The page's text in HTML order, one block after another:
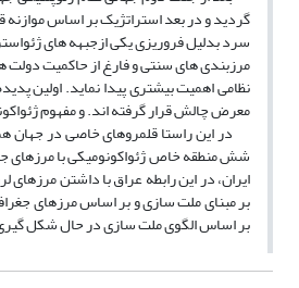
گردید و در بعد استراتژیک بر اساس
سرد بدلیل فروریزی یکی ازجبهه های
مرزبندی های سنتی و فارغ از حاکمیت دولت
نظامی اهمیت بیشتری پیدا نماید. اولین
معرض چالش قرار گرفته اند. و مفهوم
در این راستا قلمروهای خاصی در جهان
شش منطقه خاص ژئواکونومیکی با مرزهای
ایران، در این رابطه عراق با داشتن
بر مبنای ملت سازی و بر اساس مرزهای
بر اساس الگوی ملت سازی در حال شکل